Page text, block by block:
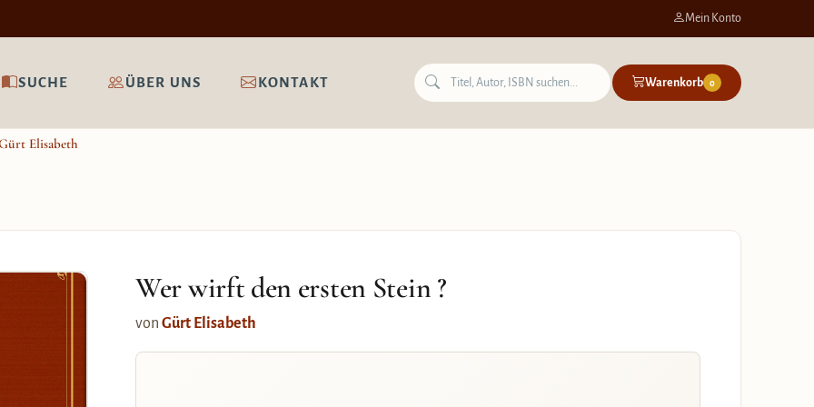
Mein Konto
SUCHE ÜBER UNS KONTAKT Warenkorb 0
Elisabeth
Wer wirft den ersten Stein ?
von Gürt Elisabeth